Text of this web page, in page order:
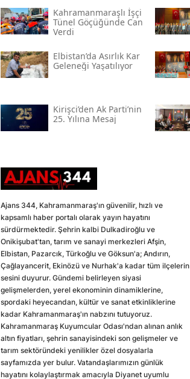
Kahramanmaraşlı İşçi
Tünel Göçüğünde Can
Verdi
Elbistan’da Asırlık Kar
Geleneği Yaşatılıyor
Kirişci’den Ak Parti’nin
25. Yılına Mesaj
Ajans 344, Kahramanmaraş'ın güvenilir, hızlı ve
kapsamlı haber portalı olarak yayın hayatını
sürdürmektedir. Şehrin kalbi Dulkadiroğlu ve
Onikişubat'tan, tarım ve sanayi merkezleri Afşin,
Elbistan, Pazarcık, Türkoğlu ve Göksun'a; Andırın,
Çağlayancerit, Ekinözü ve Nurhak'a kadar tüm ilçelerin
sesini duyurur. Gündemi belirleyen siyasi
gelişmelerden, yerel ekonominin dinamiklerine,
spordaki heyecandan, kültür ve sanat etkinliklerine
kadar Kahramanmaraş'ın nabzını tutuyoruz.
Kahramanmaraş Kuyumcular Odası'ndan alınan anlık
altın fiyatları, şehrin sanayisindeki son gelişmeler ve
tarım sektöründeki yenilikler özel dosyalarla
sayfamızda yer bulur. Vatandaşlarımızın günlük
hayatını kolaylaştırmak amacıyla Diyanet uyumlu